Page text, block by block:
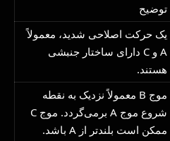
توضیح
یک حرکت اصلاحی شدید، معمولاً
A و C دارای ساختار جنبشی
هستند.
موج B معمولاً نزدیک به نقطه
شروع موج A برمی‌گردد. موج C
ممکن است بلندتر از A باشد.